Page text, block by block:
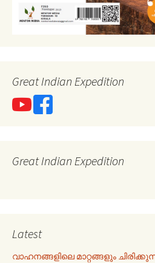
Great Indian Expedition
Great Indian Expedition
Latest
വാഹനങ്ങളിലെ മാറ്റങ്ങളും